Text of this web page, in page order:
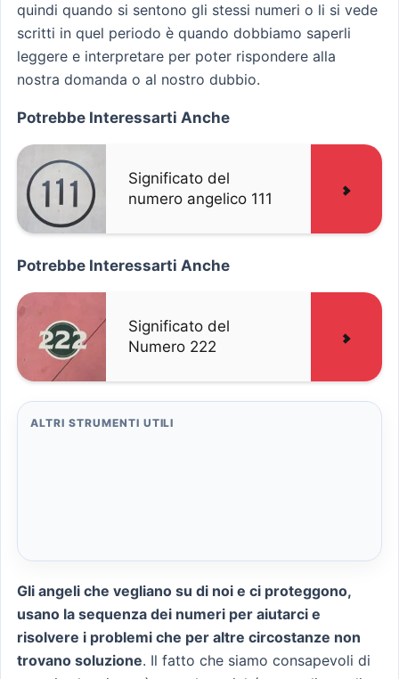
quindi quando si sentono gli stessi numeri o li si vede
scritti in quel periodo è quando dobbiamo saperli
leggere e interpretare per poter rispondere alla
nostra domanda o al nostro dubbio.
Potrebbe Interessarti Anche
Significato del
numero angelico 111
Potrebbe Interessarti Anche
Significato del
Numero 222
ALTRI STRUMENTI UTILI
Gli angeli che vegliano su di noi e ci proteggono,
usano la sequenza dei numeri per aiutarci e
risolvere i problemi che per altre circostanze non
trovano soluzione. Il fatto che siamo consapevoli di